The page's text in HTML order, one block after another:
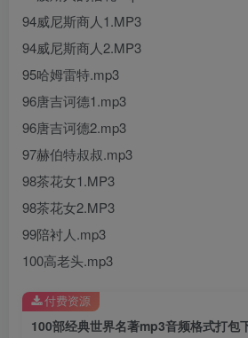
94威尼斯商人1.MP3
94威尼斯商人2.MP3
95哈姆雷特.mp3
96唐吉诃德1.mp3
96唐吉诃德2.mp3
97赫伯特叔叔.mp3
98茶花女1.MP3
98茶花女2.MP3
99陪衬人.mp3
100高老头.mp3
100部经典世界名著mp3音频格式打包
付费资源